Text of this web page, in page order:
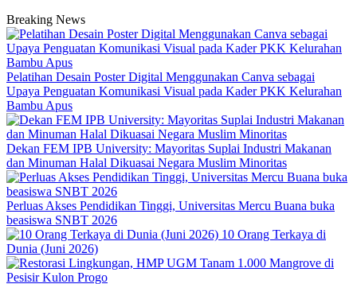
Breaking News
Pelatihan Desain Poster Digital Menggunakan Canva sebagai
Upaya Penguatan Komunikasi Visual pada Kader PKK Kelurahan
Bambu Apus
Dekan FEM IPB University: Mayoritas Suplai Industri Makanan
dan Minuman Halal Dikuasai Negara Muslim Minoritas
Perluas Akses Pendidikan Tinggi, Universitas Mercu Buana buka
beasiswa SNBT 2026
10 Orang Terkaya di
Dunia (Juni 2026)